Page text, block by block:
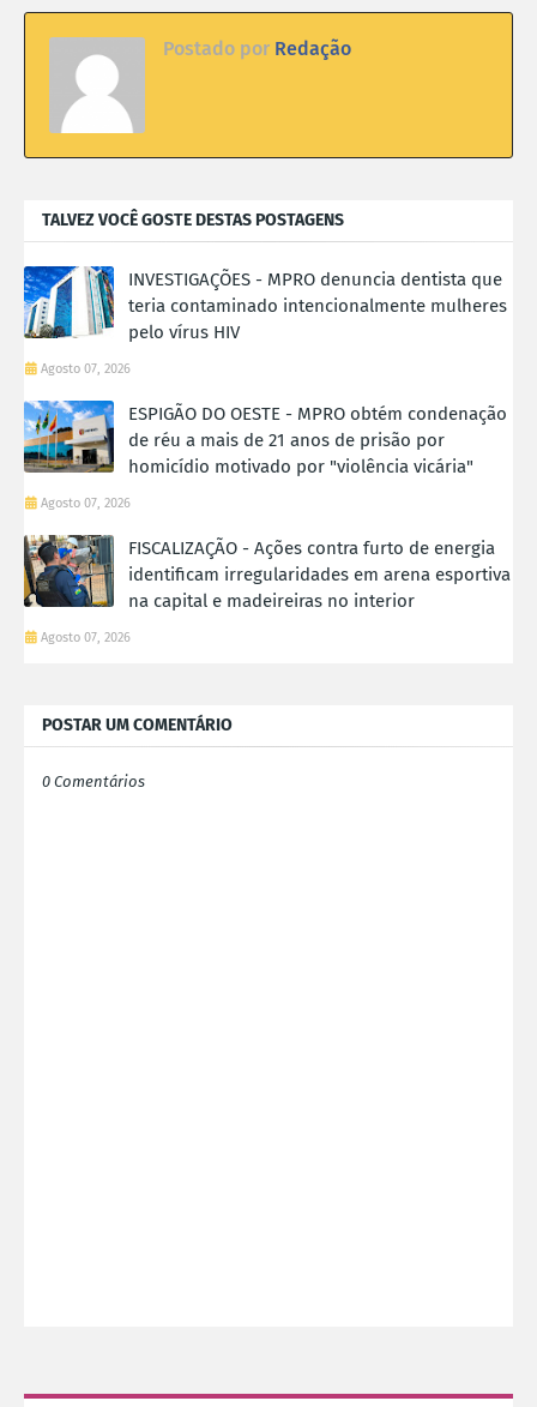
Postado por Redação
TALVEZ VOCÊ GOSTE DESTAS POSTAGENS
INVESTIGAÇÕES - MPRO denuncia dentista que
teria contaminado intencionalmente mulheres
pelo vírus HIV
Agosto 07, 2026
ESPIGÃO DO OESTE - MPRO obtém condenação
de réu a mais de 21 anos de prisão por
homicídio motivado por "violência vicária"
Agosto 07, 2026
FISCALIZAÇÃO - Ações contra furto de energia
identificam irregularidades em arena esportiva
na capital e madeireiras no interior
Agosto 07, 2026
POSTAR UM COMENTÁRIO
0 Comentários